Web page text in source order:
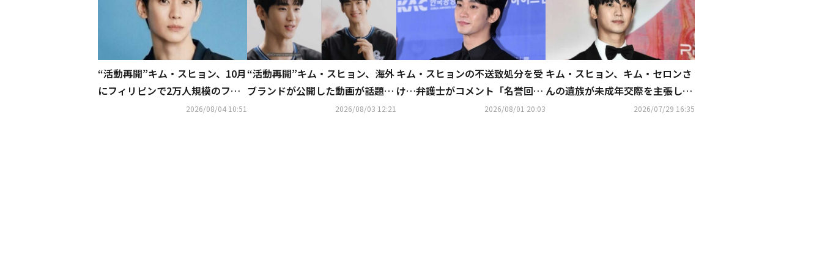
“活動再開”キム・スヒョン、10月
にフィリピンで2万人規模のファ
ンミーティングを開催！2026/08/04 10:51
“活動再開”キム・スヒョン、海外
ブランドが公開した動画が話題…
ほっそりとした姿に注目2026/08/03 12:21
キム・スヒョンの不送致処分を受
け…弁護士がコメント「名誉回復
において重要な意味を持つ」
2026/08/01 20:03
キム・スヒョン、キム・セロンさ
んの遺族が未成年交際を主張し告
2026/07/29 16:35